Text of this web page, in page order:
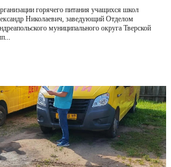
горячего питания учащихся школ
Николаевич, заведующий Отделом
муниципального округа Тверской